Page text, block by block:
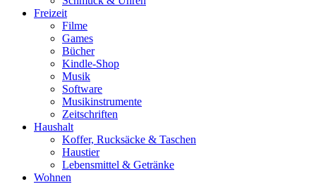
Freizeit
Filme
Games
Bücher
Kindle-Shop
Musik
Software
Musikinstrumente
Zeitschriften
Haushalt
Koffer, Rucksäcke & Taschen
Haustier
Lebensmittel & Getränke
Wohnen